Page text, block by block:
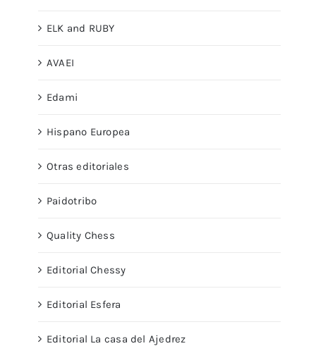
ELK and RUBY
AVAEI
Edami
Hispano Europea
Otras editoriales
Paidotribo
Quality Chess
Editorial Chessy
Editorial Esfera
Editorial La casa del Ajedrez